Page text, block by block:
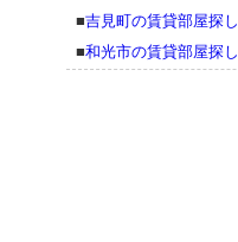
■吉見町の賃貸部屋探し
■和光市の賃貸部屋探し